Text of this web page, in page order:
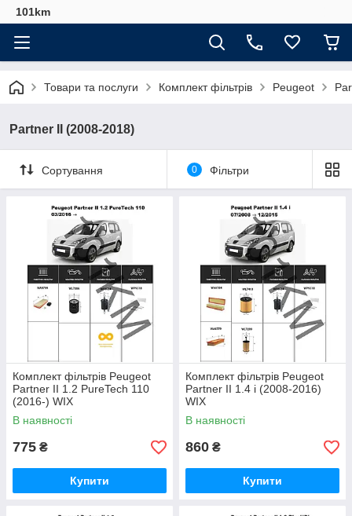
101km
Товари та послуги Комплект фільтрів Peugeot
Partner II (2008-2018)
Сортування 0 Фільтри
Комплект фільтрів Peugeot
Partner II 1.2 PureTech 110
(2016-) WIX
В наявності
775 ₴
Купити
Комплект фільтрів Peugeot
Partner II 1.4 i (2008-2016)
WIX
В наявності
860 ₴
Купити